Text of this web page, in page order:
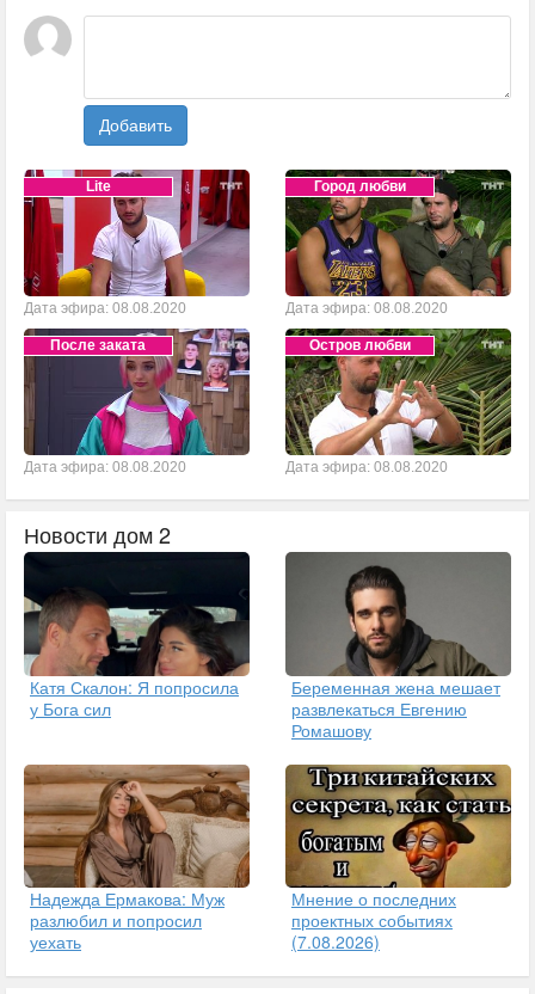
Добавить
Lite
Дата эфира: 08.08.2020
Город любви
Дата эфира: 08.08.2020
После заката
Дата эфира: 08.08.2020
Остров любви
Дата эфира: 08.08.2020
Новости дом 2
Катя Скалон: Я попросила
у Бога сил
Беременная жена мешает
развлекаться Евгению
Ромашову
Надежда Ермакова: Муж
разлюбил и попросил
уехать
Мнение о последних
проектных событиях
(7.08.2026)